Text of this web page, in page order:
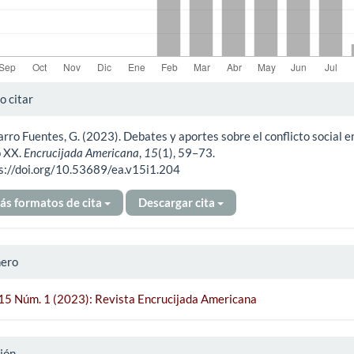
citar
Fuentes, G. (2023). Debates y aportes sobre el conflicto social
Encrucijada Americana 15(1), 59–73.
doi.org/10.53689/ea.v15i1.204
formatos de cita Descargar cita
Núm. 1 (2023): Revista Encrucijada Americana